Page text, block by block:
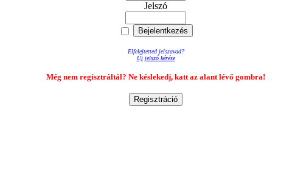
Jelszó
Elfelejtetted jelszavad?
Új jelszó kérése
Még nem regisztráltál? Ne késlekedj, katt az alant lévő gombra!